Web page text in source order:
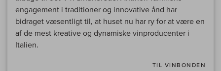
engagement i traditioner og innovative ånd har
bidraget væsentligt til, at huset nu har ry for at være en
af de mest kreative og dynamiske vinproducenter i
Italien.
TIL VINBONDEN